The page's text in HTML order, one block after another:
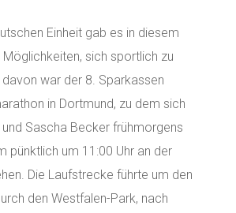
Einheit gab es in diesem
sich sportlich zu
war der 8. Sparkassen
in Dortmund, zu dem sich
Sascha Becker frühmorgens
pünktlich um 11:00 Uhr an der
Die Laufstrecke führte um den
den Westfalen-Park, nach